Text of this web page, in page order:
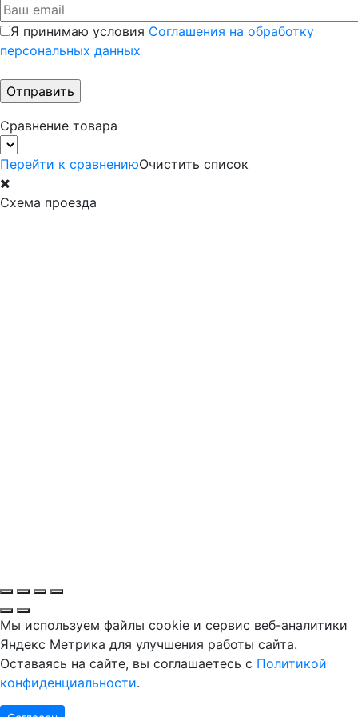
Я принимаю условия Соглашения на обработку
персональных данных
Сравнение товара
Перейти к сравнениюОчистить список
Схема проезда
Мы используем файлы cookie и сервис веб-аналитики
Яндекс Метрика для улучшения работы сайта.
Оставаясь на сайте, вы соглашаетесь с Политикой
конфиденциальности.